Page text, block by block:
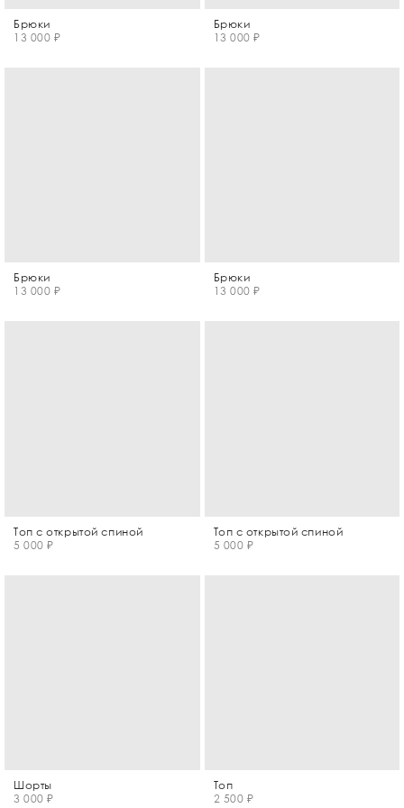
Брюки
13 000 ₽
Брюки
13 000 ₽
Брюки
13 000 ₽
Брюки
13 000 ₽
Топ с открытой спиной
5 000 ₽
Топ с открытой спиной
5 000 ₽
Шорты
3 000 ₽
Топ
2 500 ₽